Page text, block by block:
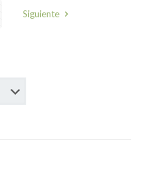
Siguiente